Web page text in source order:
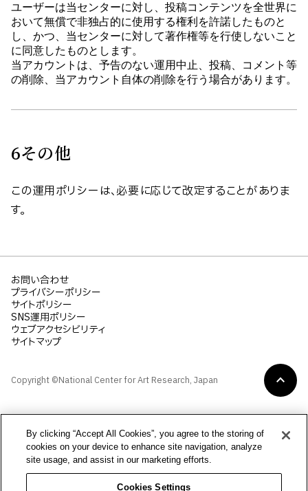
ユーザーは当センターに対し、投稿コンテンツを全世界に
おいて無償で非独占的に使用する権利を許諾したものと
し、かつ、当センターに対して著作権等を行使しないこと
に同意したものとします。
当アカウントは、予告のない運用中止、投稿、コメント等
の削除、当アカウント自体の削除を行う場合があります。
6その他
この運用ポリシーは、必要に応じて改定することがありま
す。
Copyright ©National Center for Art Research, Japan
お問い合わせ
プライバシーポリシー
サイトポリシー
SNS運用ポリシー
ウェブアクセシビリティ
サイトマップ
By clicking “Accept All Cookies”, you agree to the storing of
cookies on your device to enhance site navigation, analyze
site usage, and assist in our marketing efforts.
Cookies Settings